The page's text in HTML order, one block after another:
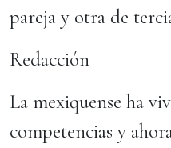
pareja y otra de
Redacción
La mexiquense ha
competencias y